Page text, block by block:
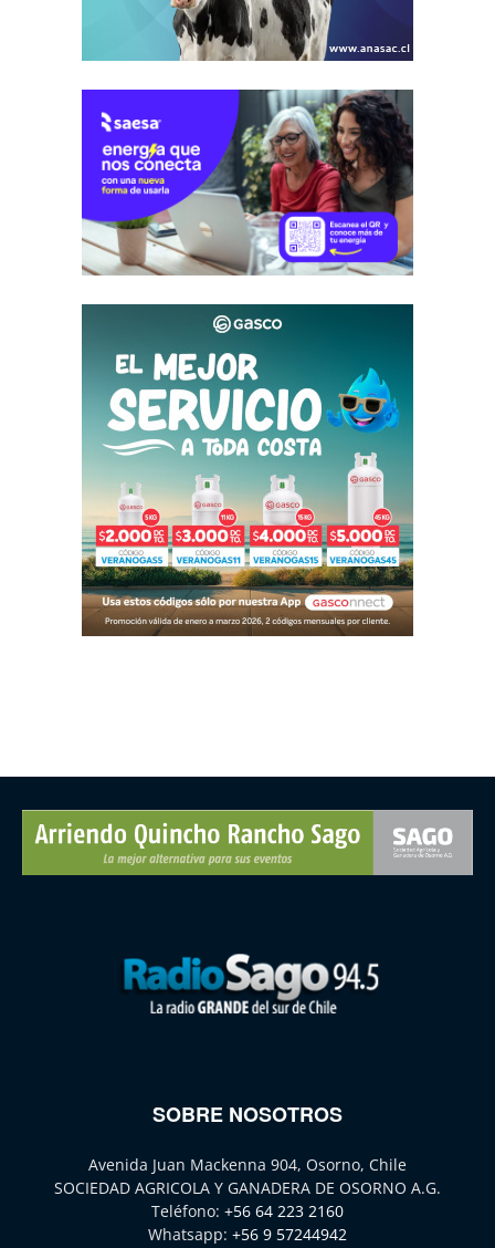
SOBRE NOSOTROS
Avenida Juan Mackenna 904, Osorno, Chile
SOCIEDAD AGRICOLA Y GANADERA DE OSORNO A.G.
Teléfono: +56 64 223 2160
Whatsapp: +56 9 57244942